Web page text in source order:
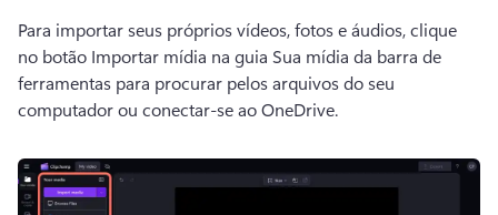
Para importar seus próprios vídeos, fotos e áudios, clique
no botão Importar mídia na guia Sua mídia da barra de
ferramentas para procurar pelos arquivos do seu
computador ou conectar-se ao OneDrive.